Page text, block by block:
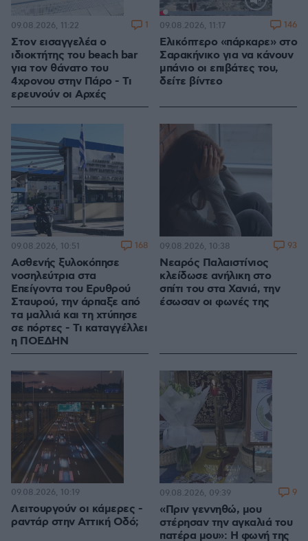
Στον εισαγγελέα ο
ιδιοκτήτης του beach bar
για τον θάνατο του
4χρονου στην Πάρο - Τι
ερευνούν οι Αρχές
09.08.2026, 11:22 1
100.00%
Ελικόπτερο «πάρκαρε» στο
Σαρακήνικο για να κάνουν
μπάνιο οι επιβάτες του,
δείτε βίντεο
09.08.2026, 11:17 146
Ασθενής ξυλοκόπησε
νοσηλεύτρια στα
Επείγοντα του Ερυθρού
Σταυρού, την άρπαξε από
τα μαλλιά και τη χτύπησε
σε πόρτες - Τι καταγγέλλει
η ΠΟΕΔΗΝ
09.08.2026, 10:51 168
Νεαρός Παλαιστίνιος
κλείδωσε ανήλικη στο
σπίτι του στα Χανιά, την
έσωσαν οι φωνές της
09.08.2026, 10:38 93
Λειτουργούν οι κάμερες -
ραντάρ στην Αττική Οδό;
09.08.2026, 10:19
«Πριν γεννηθώ, μου
στέρησαν την αγκαλιά του
πατέρα μου»: Η φωνή της
09.08.2026, 09:39 9